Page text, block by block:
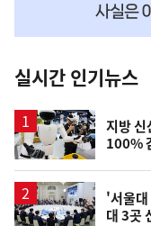
뉴
스
실시간 인기뉴스
지방 신
100%
'서울
대 3곳